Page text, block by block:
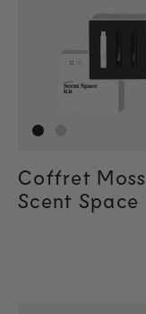
Coffret Moss
Scent Space